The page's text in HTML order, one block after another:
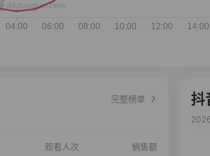
完整榜单
观看人次 销售额
抖